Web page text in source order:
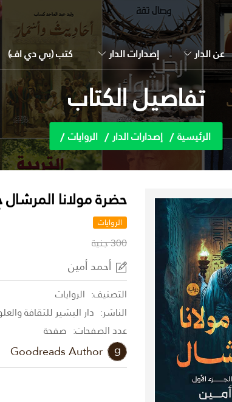
عن الدار إصدارات الدار كتب (بي دي اف)
تفاصيل الكتاب
الرئيسية إصدارات الدار الروايات
حضرة مولانا المرشال
الروايات
300 جنية
أحمد أمين
التصنيف: الروايات
الناشر: دار البشير للثقافة
عدد الصفحات: صفحة
Goodreads Author